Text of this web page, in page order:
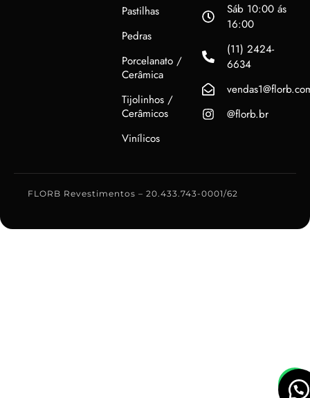
Pastilhas
Pedras
Porcelanato /
Cerâmica
Tijolinhos /
Cerâmicos
Vinílicos
Sáb 10:00 ás
16:00
(11) 2424-
6634
@florb.br
FLORB Revestimentos – 20.433.743-0001/62